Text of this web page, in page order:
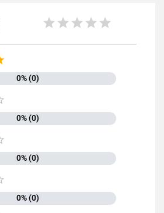
0% (0)
0% (0)
0% (0)
0% (0)